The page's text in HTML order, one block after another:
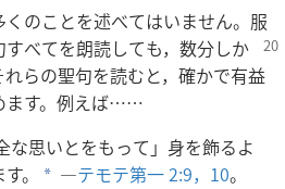
のことを述べてはいません。服
べてを朗読しても， 数分しか
らの聖句を読むと，確かで有益
ます。例えば……
な思いとをもって」身を飾るよ
。
a ―テモテ第一 2:9，10。